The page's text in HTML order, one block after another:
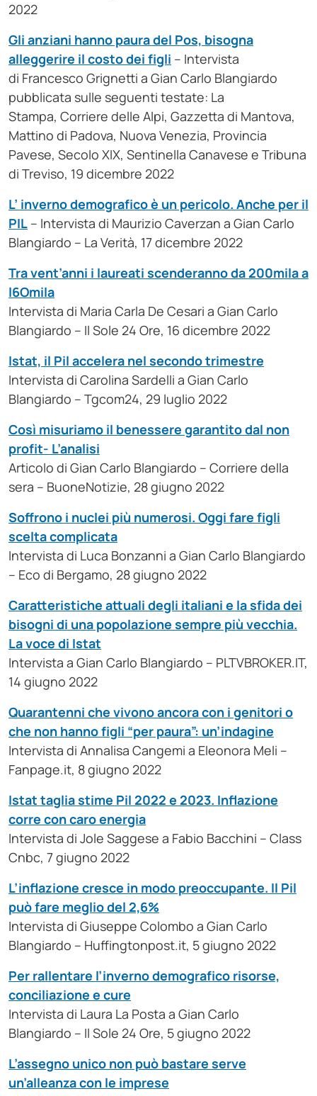
2022
Gli anziani hanno paura del Pos, bisogna
alleggerire il costo dei figli – Intervista
di Francesco Grignetti a Gian Carlo Blangiardo
pubblicata sulle seguenti testate: La
Stampa, Corriere delle Alpi, Gazzetta di Mantova,
Mattino di Padova, Nuova Venezia, Provincia
Pavese, Secolo XIX, Sentinella Canavese e Tribuna
di Treviso, 19 dicembre 2022
L’ inverno demografico è un pericolo. Anche per il
PIL – Intervista di Maurizio Caverzan a Gian Carlo
Blangiardo – La Verità, 17 dicembre 2022
Tra vent’anni i laureati scenderanno da 200mila a
l6Omila
Intervista di Maria Carla De Cesari a Gian Carlo
Blangiardo – Il Sole 24 Ore, 16 dicembre 2022
Istat, il Pil accelera nel secondo trimestre
Intervista di Carolina Sardelli a Gian Carlo
Blangiardo – Tgcom24, 29 luglio 2022
Così misuriamo il benessere garantito dal non
profit- L’analisi
Articolo di Gian Carlo Blangiardo – Corriere della
sera – BuoneNotizie, 28 giugno 2022
Soffrono i nuclei più numerosi. Oggi fare figli
scelta complicata
Intervista di Luca Bonzanni a Gian Carlo Blangiardo
– Eco di Bergamo, 28 giugno 2022
Caratteristiche attuali degli italiani e la sfida dei
bisogni di una popolazione sempre più vecchia.
La voce di Istat
Intervista a Gian Carlo Blangiardo – PLTVBROKER.IT,
14 giugno 2022
Quarantenni che vivono ancora con i genitori o
che non hanno figli “per paura”: un’indagine
Intervista di Annalisa Cangemi a Eleonora Meli –
Fanpage.it, 8 giugno 2022
Istat taglia stime Pil 2022 e 2023. Inflazione
corre con caro energia
Intervista di Jole Saggese a Fabio Bacchini – Class
Cnbc, 7 giugno 2022
L’inflazione cresce in modo preoccupante. Il Pil
può fare meglio del 2,6%
Intervista di Giuseppe Colombo a Gian Carlo
Blangiardo – Huffingtonpost.it, 5 giugno 2022
Per rallentare l’inverno demografico risorse,
conciliazione e cure
Intervista di Laura La Posta a Gian Carlo
Blangiardo – Il Sole 24 Ore, 5 giugno 2022
L’assegno unico non può bastare serve
un’alleanza con le imprese